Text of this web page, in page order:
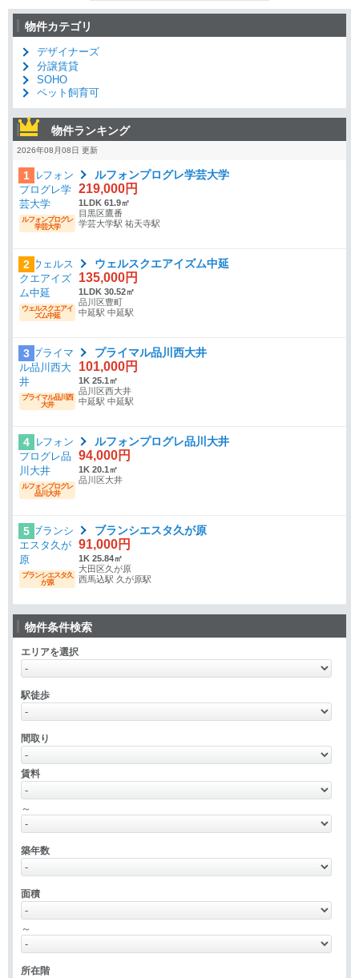
物件カテゴリ
デザイナーズ
分譲賃貸
SOHO
ペット飼育可
物件ランキング
2026年08月08日 更新
1
ルフォンプログレ
学芸大学
ルフォンプログレ学芸大学
219,000円
1LDK 61.9㎡
目黒区鷹番
学芸大学駅 祐天寺駅
2
ウェルスクエアイ
ズム中延
ウェルスクエアイズム中延
135,000円
1LDK 30.52㎡
品川区豊町
中延駅 中延駅
3
プライマル品川西
大井
プライマル品川西大井
101,000円
1K 25.1㎡
品川区西大井
中延駅 中延駅
4
ルフォンプログレ
品川大井
ルフォンプログレ品川大井
94,000円
1K 20.1㎡
品川区大井
5
ブランシエスタ久
が原
ブランシエスタ久が原
91,000円
1K 25.84㎡
大田区久が原
西馬込駅 久が原駅
物件条件検索
エリアを選択
駅徒歩
間取り
賃料
～
築年数
面積
～
所在階